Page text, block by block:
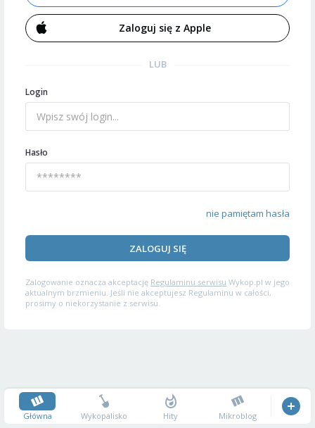
Zaloguj się z Apple
LUB
Login
Hasło
nie pamiętam hasła
ZALOGUJ SIĘ
Zalogowanie oznacza akceptację Regulaminu serwisu Wykop.pl w jego
aktualnym brzmieniu. Jeśli nie akceptujesz Regulaminu w całości,
prosimy o niekorzystanie z serwisu.
Główna Wykopalisko Hity Mikroblog